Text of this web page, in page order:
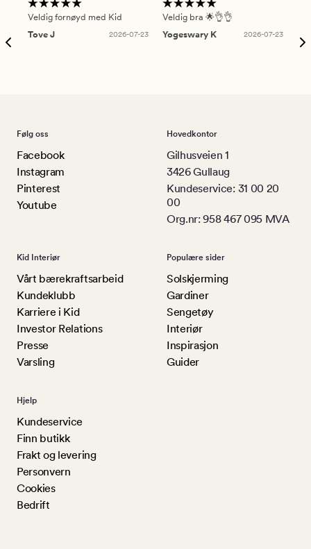
Veldig fornøyd med Kid
Tove J
2026-07-23
Veldig bra 🌟👌👌
Yogeswary K
2026-07-23
Følg oss
Facebook
Instagram
Pinterest
Youtube
Hovedkontor
Gilhusveien 1
3426 Gullaug
Kundeservice: 31 00 20
00
Org.nr: 958 467 095 MVA
Kid Interiør
Vårt bærekraftsarbeid
Kundeklubb
Karriere i Kid
Investor Relations
Presse
Varsling
Populære sider
Solskjerming
Gardiner
Sengetøy
Interiør
Inspirasjon
Guider
Hjelp
Kundeservice
Finn butikk
Frakt og levering
Personvern
Cookies
Bedrift